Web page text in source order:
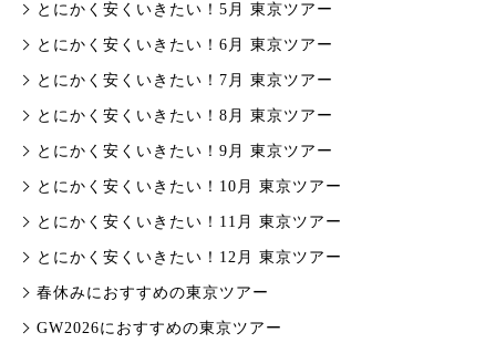
とにかく安くいきたい！5月 東京ツアー
とにかく安くいきたい！6月 東京ツアー
とにかく安くいきたい！7月 東京ツアー
とにかく安くいきたい！8月 東京ツアー
とにかく安くいきたい！9月 東京ツアー
とにかく安くいきたい！10月 東京ツアー
とにかく安くいきたい！11月 東京ツアー
とにかく安くいきたい！12月 東京ツアー
春休みにおすすめの東京ツアー
GW2026におすすめの東京ツアー